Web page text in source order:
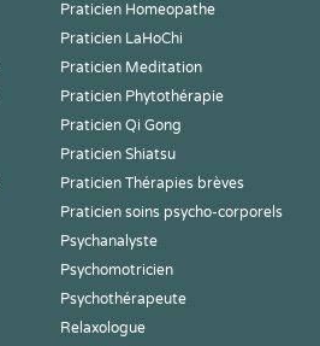
Praticien Homeopathe
Praticien LaHoChi
Praticien Meditation
Praticien Phytothérapie
Praticien Qi Gong
Praticien Shiatsu
Praticien Thérapies brèves
Praticien soins psycho-corporels
Psychanalyste
Psychomotricien
Psychothérapeute
Relaxologue